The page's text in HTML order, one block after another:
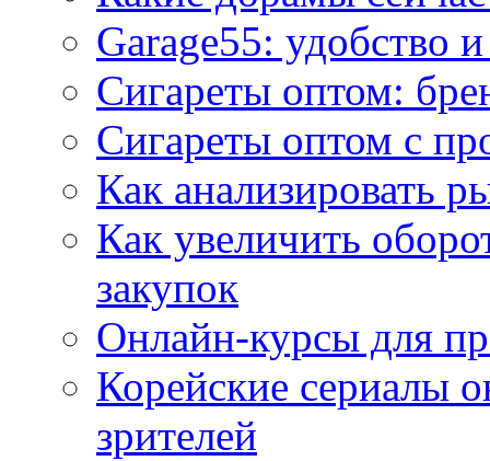
Garage55: удобство
Сигареты оптом:
Сигареты оптом с
Как анализировать
Как увеличить
закупок
Онлайн-курсы для
Корейские сериалы
зрителей